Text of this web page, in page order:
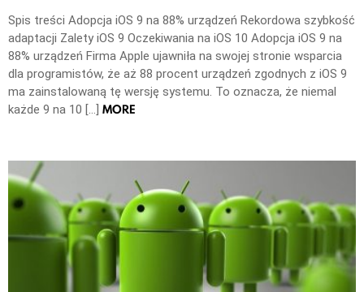
Spis treści Adopcja iOS 9 na 88% urządzeń Rekordowa szybkość
adaptacji Zalety iOS 9 Oczekiwania na iOS 10 Adopcja iOS 9 na
88% urządzeń Firma Apple ujawniła na swojej stronie wsparcia
dla programistów, że aż 88 procent urządzeń zgodnych z iOS 9
ma zainstalowaną tę wersję systemu. To oznacza, że niemal
każde 9 na 10 […] MORE